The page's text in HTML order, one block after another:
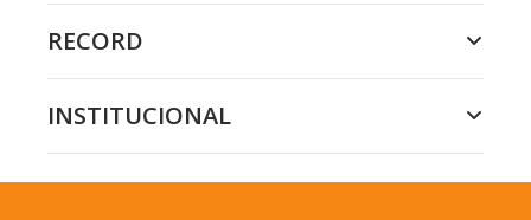
ESPORTES
ENTRETENIMENTO
JR 24H